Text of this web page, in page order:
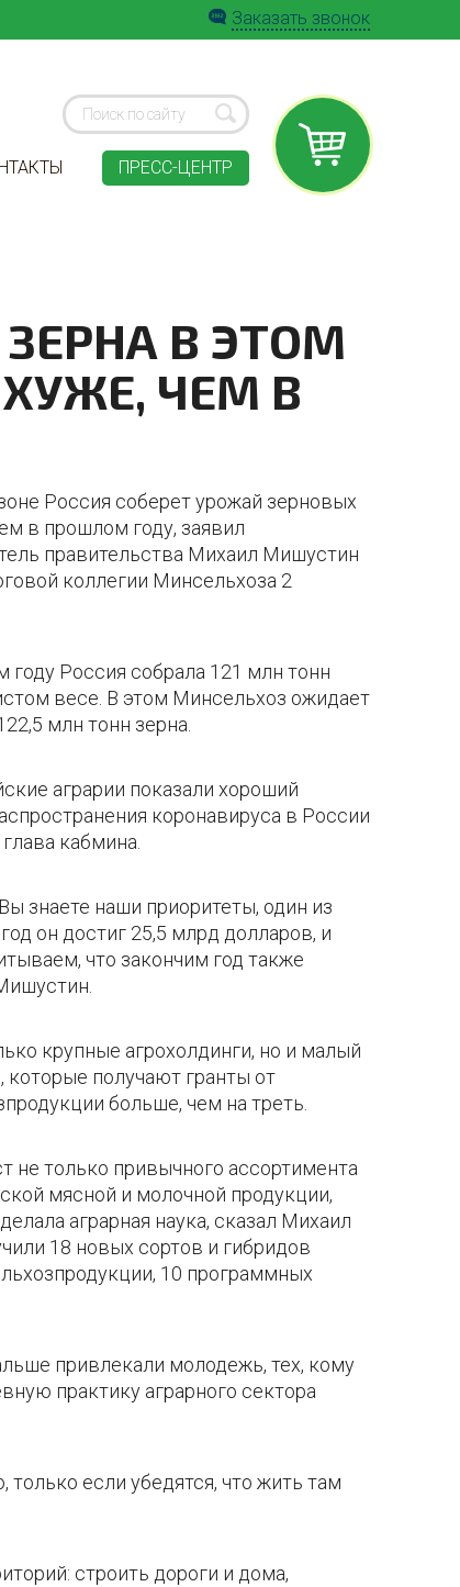
Заказать звонок
ПРЕСС-ЦЕНТР
В ЭТОМ
ЧЕМ В
Россия соберет урожай зерновых
в прошлом году, заявил
правительства Михаил Мишустин
коллегии Минсельхоза 2
году Россия собрала 121 млн тонн
весе. В этом Минсельхоз ожидает
млн тонн зерна.
аграрии показали хороший
коронавируса в России
кабмина.
знаете наши приоритеты, один из
он достиг 25,5 млрд долларов, и
что закончим год также
крупные агрохолдинги, но и малый
получают гранты от
больше, чем на треть.
не только привычного ассортимента
мясной и молочной продукции,
аграрная наука, сказал Михаил
18 новых сортов и гибридов
10 программных
привлекали молодежь, тех, кому
практику аграрного сектора
если убедятся, что жить там
строить дороги и дома,